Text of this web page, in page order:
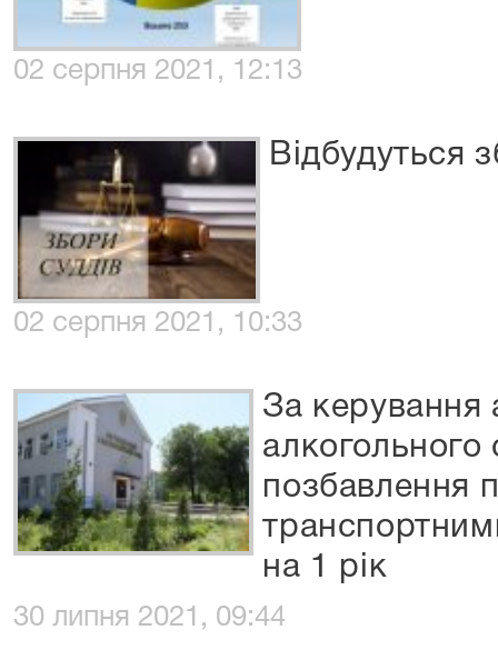
02 серпня 2021, 12:13
Відбудуться
02 серпня 2021, 10:33
За керування
алкогольного
позбавлення
на 1 рік
30 липня 2021, 09:44